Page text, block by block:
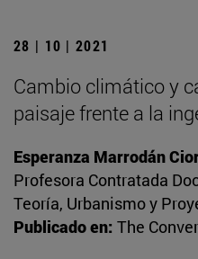
28 | 10 | 2021
Cambio climático y
paisaje frente a la
Esperanza Marrodán
Profesora Contratada
Teoría, Urbanismo y
Publicado en: The